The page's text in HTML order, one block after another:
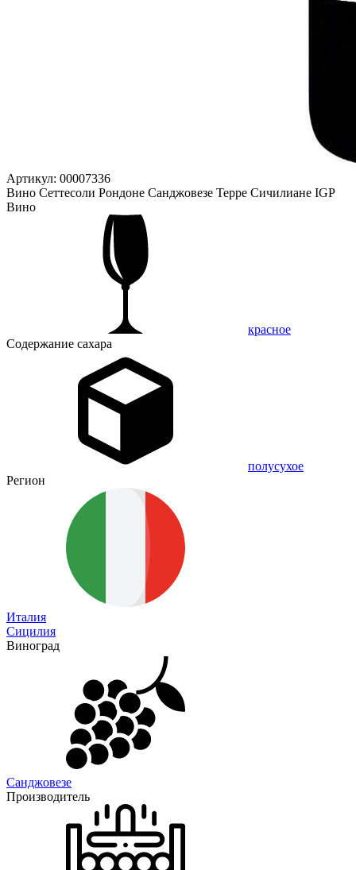
Артикул: 00007336
Вино Сеттесоли Рондоне Санджовезе Терре Сичилиане IGP
Вино
красное
Содержание сахара
полусухое
Регион
Италия
Сицилия
Виноград
Санджовезе
Производитель